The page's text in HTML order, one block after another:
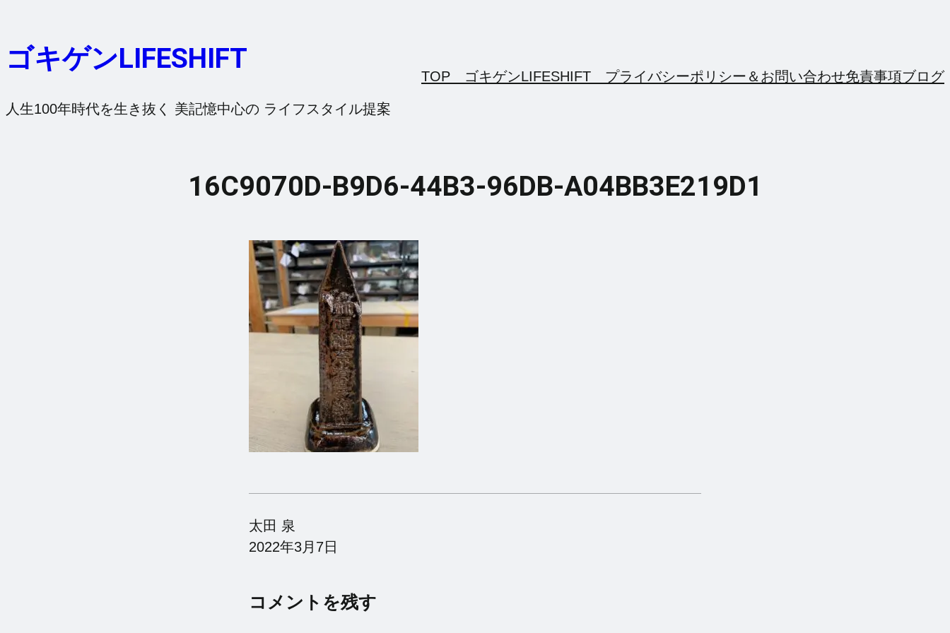
を
キ
ゴキゲンLIFESHIFT
人生100年時代を生き抜く 美記憶中心の ライフスタイル提案
TOP ゴキゲンLIFESHIFT プライバシーポリシー＆お問い合わせ免責事項ブログ
16C9070D-B9D6-44B3-96DB-A04BB3E219D1
太田 泉
2022年3月7日
コメントを残す